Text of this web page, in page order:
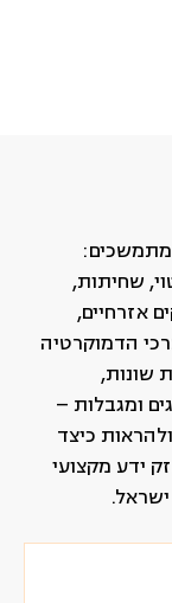
מתמשכים:
שחיתות,
אזרחיים,
הדמוקרטיה
שונות,
ומגבלות –
כיצד
ידע מקצועי